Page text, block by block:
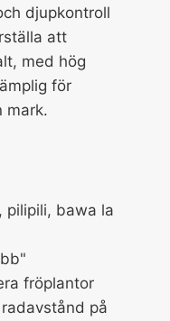
djupkontroll
att
med hög
för
mark.
pilipili, bawa la
fröplantor
på